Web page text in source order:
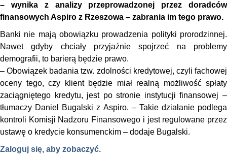
– wynika z analizy przeprowadzonej przez doradców
finansowych Aspiro z Rzeszowa – zabrania im tego prawo.
Banki nie mają obowiązku prowadzenia polityki prorodzinnej.
Nawet gdyby chciały przyjaźnie spojrzeć na problemy
demografii, to barierą będzie prawo.
– Obowiązek badania tzw. zdolności kredytowej, czyli fachowej
oceny tego, czy klient będzie miał realną możliwość spłaty
zaciągniętego kredytu, jest po stronie instytucji finansowej –
tłumaczy Daniel Bugalski z Aspiro. – Takie działanie podlega
kontroli Komisji Nadzoru Finansowego i jest regulowane przez
ustawę o kredycie konsumenckim – dodaje Bugalski.
Zaloguj się, aby zobaczyć.